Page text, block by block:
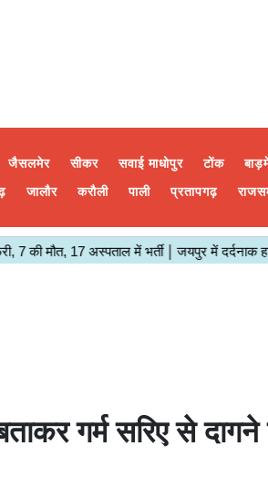
जैसलमेर सीकर सवाई माधोपुर टोंक
जालौर करौली पाली प्रतापगढ़
गर्म सरिए से